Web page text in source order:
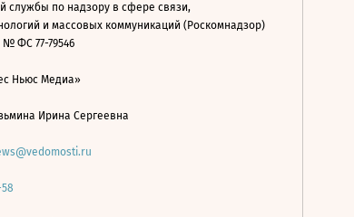
службы по надзору в сфере связи,
и массовых коммуникаций (Роскомнадзор)
№ ФС 77-79546
Ньюс Медиа»
Ирина Сергеевна